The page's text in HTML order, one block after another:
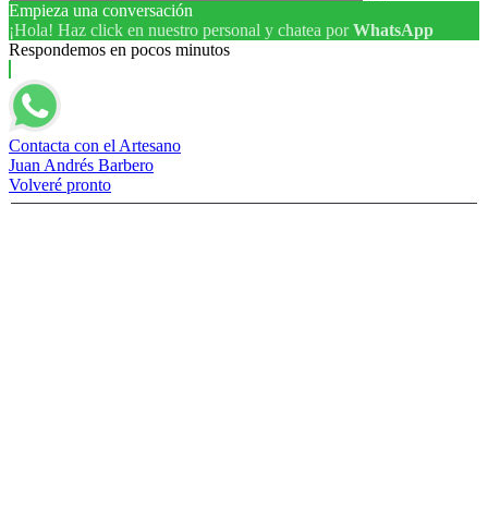
Empieza una conversación
¡Hola! Haz click en nuestro personal y chatea porWhatsApp
Respondemos en pocos minutos
Contacta con el Artesano
Juan Andrés Barbero
Volveré pronto